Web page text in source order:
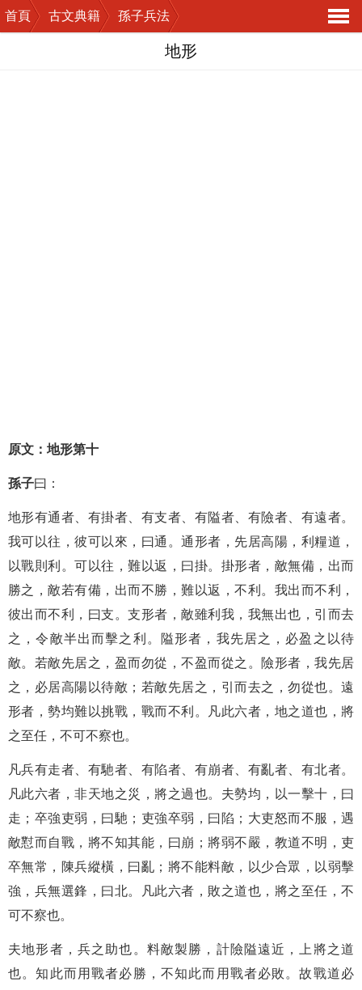
首頁 古文典籍
孫子兵法
導
地形
原文：地形第十
孫子曰：
地形有通者、有掛者、有支者、有隘者、有險者、有遠者。
我可以往，彼可以來，曰通。通形者，先居高陽，利糧道，
以戰則利。可以往，難以返，曰掛。掛形者，敵無備，出而
勝之，敵若有備，出而不勝，難以返，不利。我出而不利，
彼出而不利，曰支。支形者，敵雖利我，我無出也，引而去
之，令敵半出而擊之利。隘形者，我先居之，必盈之以待
敵。若敵先居之，盈而勿從，不盈而從之。險形者，我先居
之，必居高陽以待敵；若敵先居之，引而去之，勿從也。遠
形者，勢均難以挑戰，戰而不利。凡此六者，地之道也，將
之至任，不可不察也。
凡兵有走者、有馳者、有陷者、有崩者、有亂者、有北者。
凡此六者，非天地之災，將之過也。夫勢均，以一擊十，曰
走；卒強吏弱，曰馳；吏強卒弱，曰陷；大吏怒而不服，遇
敵懟而自戰，將不知其能，曰崩；將弱不嚴，教道不明，吏
卒無常，陳兵縱橫，曰亂；將不能料敵，以少合眾，以弱擊
強，兵無選鋒，曰北。凡此六者，敗之道也，將之至任，不
可不察也。
夫地形者，兵之助也。料敵製勝，計險隘遠近，上將之道
也。知此而用戰者必勝，不知此而用戰者必敗。故戰道必